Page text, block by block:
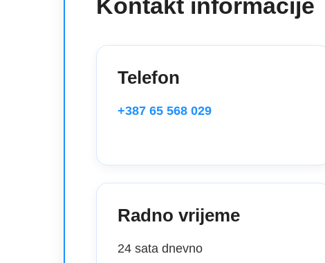
Kontakt informacije
Telefon
+387 65 568 029
Radno vrijeme
24 sata dnevno